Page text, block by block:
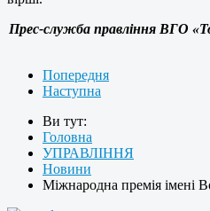
Прес-служба правління ВГО
Попередня
Наступна
Ви тут:
Головна
УПРАВЛІННЯ
Новини
Міжнародна премія імені